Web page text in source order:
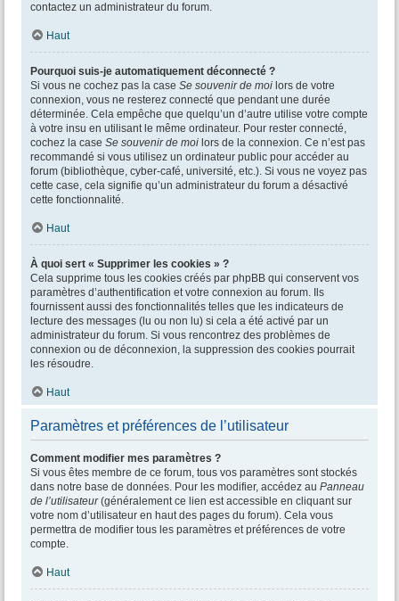
contactez un administrateur du forum.
Haut
Pourquoi suis-je automatiquement déconnecté ?
Si vous ne cochez pas la case Se souvenir de moi lors de votre
connexion, vous ne resterez connecté que pendant une durée
déterminée. Cela empêche que quelqu’un d’autre utilise votre compte
à votre insu en utilisant le même ordinateur. Pour rester connecté,
cochez la case Se souvenir de moi lors de la connexion. Ce n’est pas
recommandé si vous utilisez un ordinateur public pour accéder au
forum (bibliothèque, cyber-café, université, etc.). Si vous ne voyez pas
cette case, cela signifie qu’un administrateur du forum a désactivé
cette fonctionnalité.
Haut
À quoi sert « Supprimer les cookies » ?
Cela supprime tous les cookies créés par phpBB qui conservent vos
paramètres d’authentification et votre connexion au forum. Ils
fournissent aussi des fonctionnalités telles que les indicateurs de
lecture des messages (lu ou non lu) si cela a été activé par un
administrateur du forum. Si vous rencontrez des problèmes de
connexion ou de déconnexion, la suppression des cookies pourrait
les résoudre.
Haut
Paramètres et préférences de l’utilisateur
Comment modifier mes paramètres ?
Si vous êtes membre de ce forum, tous vos paramètres sont stockés
dans notre base de données. Pour les modifier, accédez au Panneau
de l’utilisateur(généralement ce lien est accessible en cliquant sur
votre nom d’utilisateur en haut des pages du forum). Cela vous
permettra de modifier tous les paramètres et préférences de votre
compte.
Haut